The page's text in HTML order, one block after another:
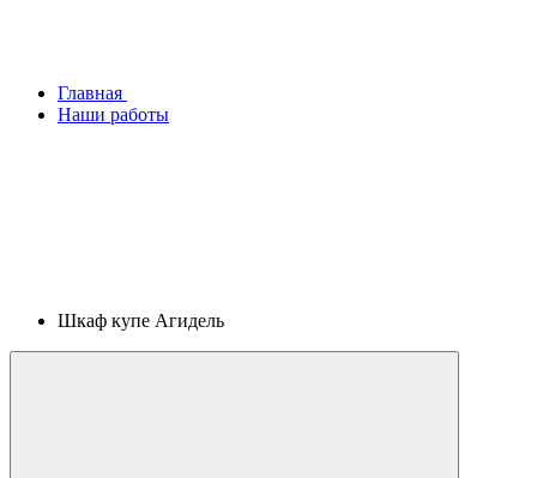
Главная
Наши работы
Шкаф купе Агидель